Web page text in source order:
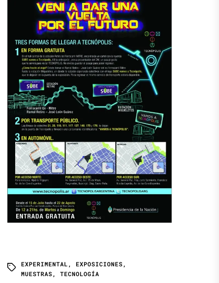
EXPERIMENTAL, EXPOSICIONES,
MUESTRAS, TECNOLOGÍA